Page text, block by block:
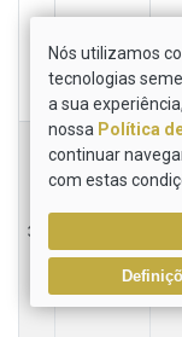
31
Nós utilizamos
tecnologias
a sua
nossa Política
continuar
com estas